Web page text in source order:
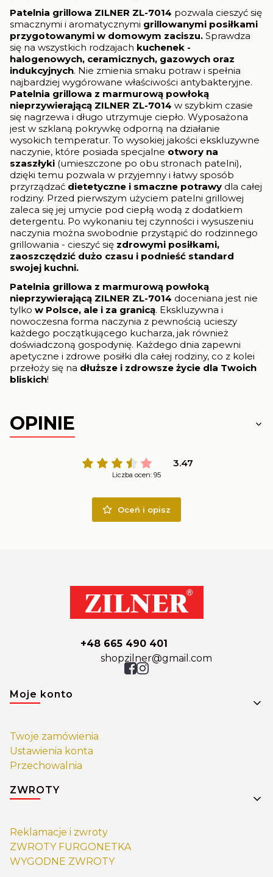
Patelnia grillowa ZILNER ZL-7014 pozwala cieszyć się
smacznymi i aromatycznymi grillowanymi posiłkami
przygotowanymi w domowym zaciszu. Sprawdza
się na wszystkich rodzajach kuchenek -
halogenowych, ceramicznych, gazowych oraz
indukcyjnych. Nie zmienia smaku potraw i spełnia
najbardziej wygórowane właściwości antybakteryjne.
Patelnia grillowa z marmurową powłoką
nieprzywierającą ZILNER ZL-7014 w szybkim czasie
się nagrzewa i długo utrzymuje ciepło. Wyposażona
jest w szklaną pokrywkę odporną na działanie
wysokich temperatur. To wysokiej jakości ekskluzywne
naczynie, które posiada specjalne otwory na
szaszłyki (umieszczone po obu stronach patelni),
dzięki temu pozwala w przyjemny i łatwy sposób
przyrządzać dietetyczne i smaczne potrawy dla całej
rodziny. Przed pierwszym użyciem patelni grillowej
zaleca się jej umycie pod ciepłą wodą z dodatkiem
detergentu. Po wykonaniu tej czynności i wysuszeniu
naczynia można swobodnie przystąpić do rodzinnego
grillowania - cieszyć się zdrowymi posiłkami,
zaoszczędzić dużo czasu i podnieść standard
swojej kuchni.
Patelnia grillowa z marmurową powłoką
nieprzywierającą ZILNER ZL-7014 doceniana jest nie
tylko w Polsce, ale i za granicą. Ekskluzywna i
nowoczesna forma naczynia z pewnością ucieszy
każdego początkującego kucharza, jak również
doświadczoną gospodynię. Każdego dnia zapewni
apetyczne i zdrowe posiłki dla całej rodziny, co z kolei
przełoży się na dłuższe i zdrowsze życie dla Twoich
bliskich!
OPINIE
3.47
Liczba ocen: 95
Oceń i opisz
+48 665 490 401
shopzilner@gmail.com
Linki w stopce
Moje konto
Twoje zamówienia
Ustawienia konta
Przechowalnia
ZWROTY
Reklamacje i zwroty
ZWROTY FURGONETKA
WYGODNE ZWROTY